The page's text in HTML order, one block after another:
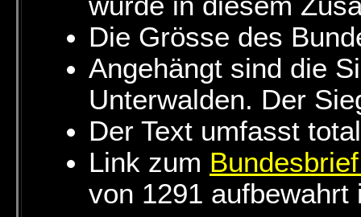
Die Grösse des
Angehängt sind die
Unterwalden. Der
Der Text umfasst
Link zum
von 1291 aufbewahrt